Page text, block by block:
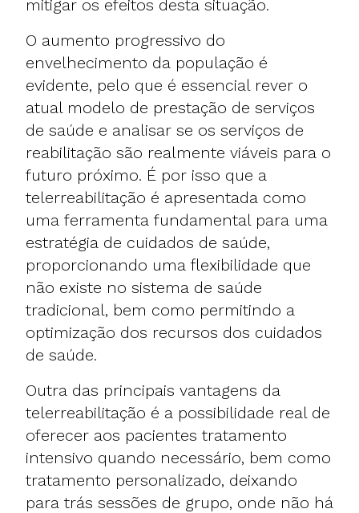
mitigar os efeitos desta situação.
O aumento progressivo do
envelhecimento da população é
evidente, pelo que é essencial rever o
atual modelo de prestação de serviços
de saúde e analisar se os serviços de
reabilitação são realmente viáveis para o
futuro próximo. É por isso que a
telerreabilitação é apresentada como
uma ferramenta fundamental para uma
estratégia de cuidados de saúde,
proporcionando uma flexibilidade que
não existe no sistema de saúde
tradicional, bem como permitindo a
optimização dos recursos dos cuidados
de saúde.
Outra das principais vantagens da
telerreabilitação é a possibilidade real de
oferecer aos pacientes tratamento
intensivo quando necessário, bem como
tratamento personalizado, deixando
para trás sessões de grupo, onde não há